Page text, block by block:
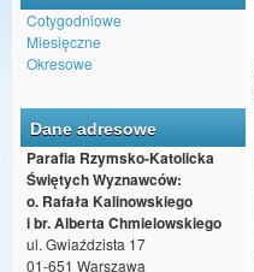
Cotygodniowe
Miesięczne
Okresowe
Dane adresowe
Parafia Rzymsko-Katolicka
Świętych Wyznawców:
o. Rafała Kalinowskiego
i br. Alberta Chmielowskiego
ul. Gwiaździsta 17
01-651 Warszawa